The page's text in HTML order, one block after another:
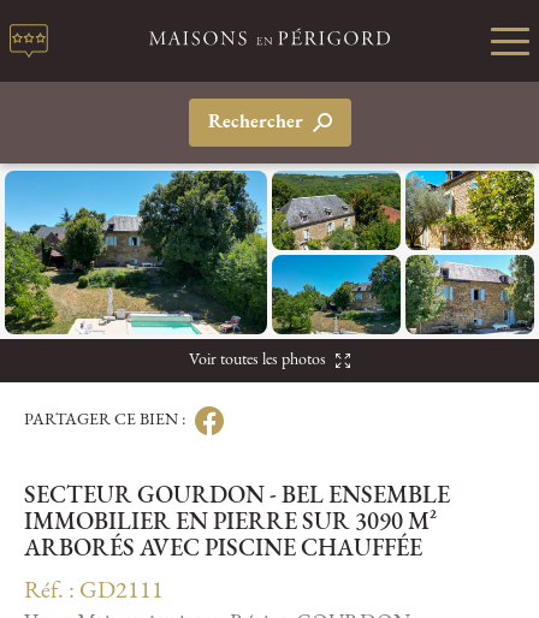
Rechercher
Voir toutes les photos
PARTAGER CE BIEN :
SECTEUR GOURDON - BEL ENSEMBLE
IMMOBILIER EN PIERRE SUR 3090 M²
ARBORÉS AVEC PISCINE CHAUFFÉE
Réf. : GD2111